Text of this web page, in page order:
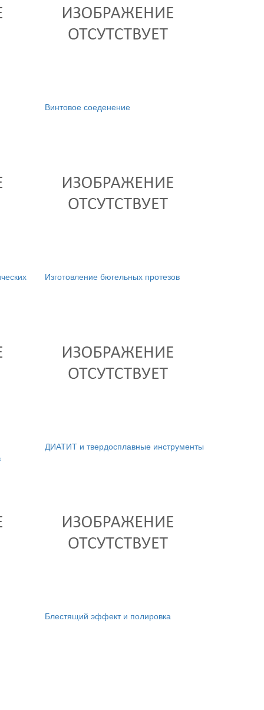
Винтовое соеденение
Изготовление бюгельных протезов
ДИАТИТ и твердосплавные инструменты
Блестящий эффект и полировка